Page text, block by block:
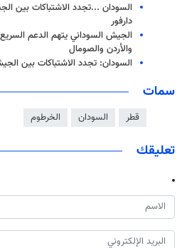
السودان ...تجدد الاشتباكات بين
دارفور
الجيش السوداني يتهم الدعم
والأردن والصومال
السودان: تجدد الاشتباكات بين
سمات
قطر السودان الخرطوم
تعليقك